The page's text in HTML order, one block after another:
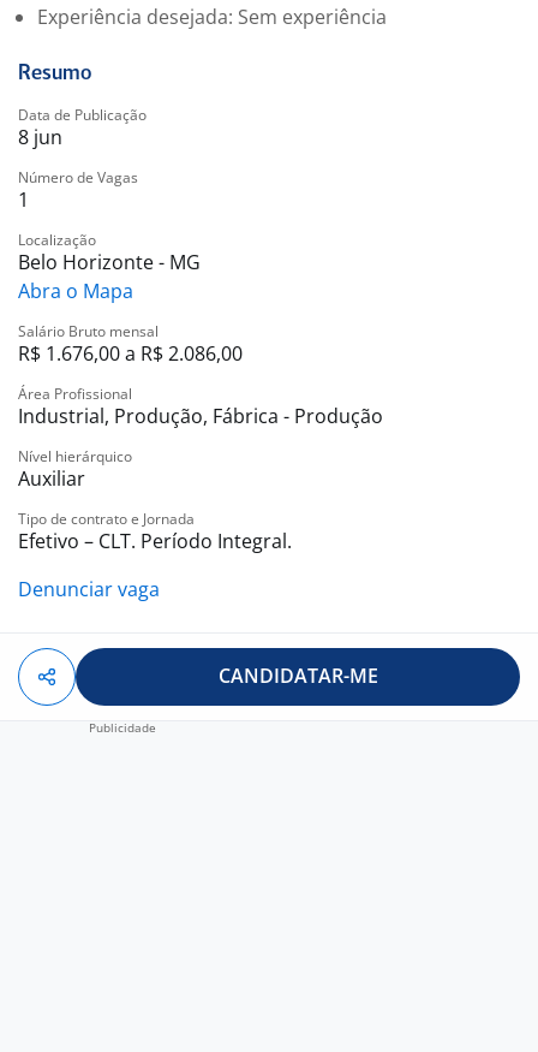
Experiência desejada: Sem experiência
Resumo
Data de Publicação
8 jun
Número de Vagas
1
Localização
Belo Horizonte - MG
Abra o Mapa
Salário Bruto mensal
R$ 1.676,00 a R$ 2.086,00
Área Profissional
Industrial, Produção, Fábrica - Produção
Nível hierárquico
Auxiliar
Tipo de contrato e Jornada
Efetivo – CLT. Período Integral.
Denunciar vaga
CANDIDATAR-ME